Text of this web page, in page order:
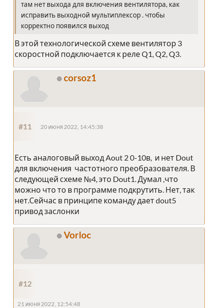
там нет выхода для включения вентилятора, как
исправить выходной мультиплексор . чтобы
корректно появился выход
В этой технологической схеме вентилятор 3
скоростной подключается к реле Q1, Q2, Q3.
corsoz1
#11 20 июня 2022, 14:45:38
Есть аналоговый выход Aout 2 0-10в, и нет Dout
для включения частотного преобразователя. В
следующей схеме №4, это Dout1. Думал ,что
можно что то в программе подкрутить. Нет, так
нет.Сейчас в принципе команду дает dout5
привод заслонки
Vorloc
#12
21 июня 2022, 12:54:48